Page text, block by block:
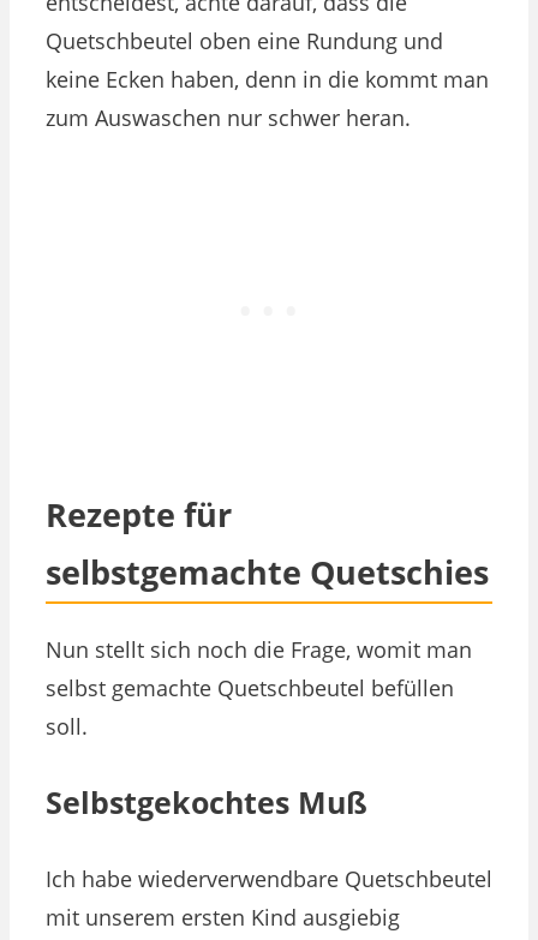
Quetschbeutel oben eine Rundung und
keine Ecken haben, denn in die kommt man
zum Auswaschen nur schwer heran.
Rezepte für
selbstgemachte Quetschies
Nun stellt sich noch die Frage, womit man
selbst gemachte Quetschbeutel befüllen
soll.
Selbstgekochtes Muß
Ich habe wiederverwendbare Quetschbeutel
mit unserem ersten Kind ausgiebig